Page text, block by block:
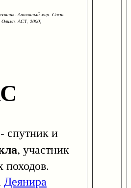
Античный мир. Cост.
АСТ, 2000)
и
, участник
походов.
Деянира